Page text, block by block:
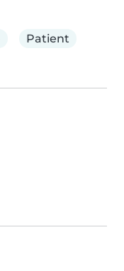
Patient